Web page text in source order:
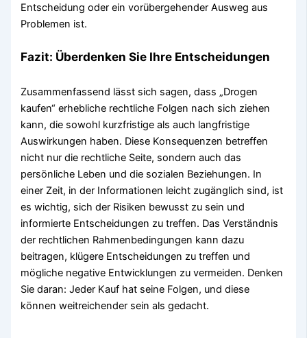
Entscheidung oder ein vorübergehender Ausweg aus
Problemen ist.
Fazit: Überdenken Sie Ihre Entscheidungen
Zusammenfassend lässt sich sagen, dass „Drogen
kaufen“ erhebliche rechtliche Folgen nach sich ziehen
kann, die sowohl kurzfristige als auch langfristige
Auswirkungen haben. Diese Konsequenzen betreffen
nicht nur die rechtliche Seite, sondern auch das
persönliche Leben und die sozialen Beziehungen. In
einer Zeit, in der Informationen leicht zugänglich sind, ist
es wichtig, sich der Risiken bewusst zu sein und
informierte Entscheidungen zu treffen. Das Verständnis
der rechtlichen Rahmenbedingungen kann dazu
beitragen, klügere Entscheidungen zu treffen und
mögliche negative Entwicklungen zu vermeiden. Denken
Sie daran: Jeder Kauf hat seine Folgen, und diese
können weitreichender sein als gedacht.